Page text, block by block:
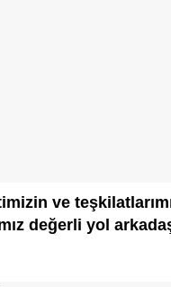
ve
değerli yol